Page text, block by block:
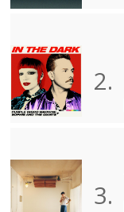
2.
3.